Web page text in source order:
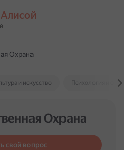
Алисой
Охрана
и искусство Психология и
Охрана
свой вопрос